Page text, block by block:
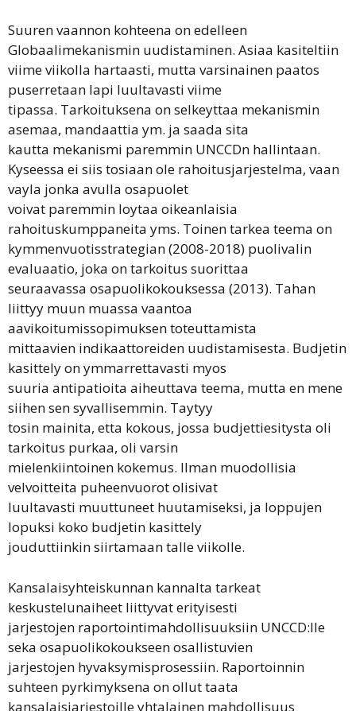
Suuren vaannon kohteena on edelleen
Globaalimekanismin uudistaminen. Asiaa kasiteltiin
viime viikolla hartaasti, mutta varsinainen paatos
puserretaan lapi luultavasti viime
tipassa. Tarkoituksena on selkeyttaa mekanismin
asemaa, mandaattia ym. ja saada sita
kautta mekanismi paremmin UNCCDn hallintaan.
Kyseessa ei siis tosiaan ole rahoitusjarjestelma, vaan
vayla jonka avulla osapuolet
voivat paremmin loytaa oikeanlaisia
rahoituskumppaneita yms. Toinen tarkea teema on
kymmenvuotisstrategian (2008-2018) puolivalin
evaluaatio, joka on tarkoitus suorittaa
seuraavassa osapuolikokouksessa (2013). Tahan
liittyy muun muassa vaantoa
aavikoitumissopimuksen toteuttamista
mittaavien indikaattoreiden uudistamisesta. Budjetin
kasittely on ymmarrettavasti myos
suuria antipatioita aiheuttava teema, mutta en mene
siihen sen syvallisemmin. Taytyy
tosin mainita, etta kokous, jossa budjettiesitysta oli
tarkoitus purkaa, oli varsin
mielenkiintoinen kokemus. Ilman muodollisia
velvoitteita puheenvuorot olisivat
luultavasti muuttuneet huutamiseksi, ja loppujen
lopuksi koko budjetin kasittely
jouduttiinkin siirtamaan talle viikolle.
Kansalaisyhteiskunnan kannalta tarkeat
keskustelunaiheet liittyvat erityisesti
jarjestojen raportointimahdollisuuksiin UNCCD:lle
seka osapuolikokoukseen osallistuvien
jarjestojen hyvaksymisprosessiin. Raportoinnin
suhteen pyrkimyksena on ollut taata
kansalaisjarjestoille yhtalainen mahdollisuus